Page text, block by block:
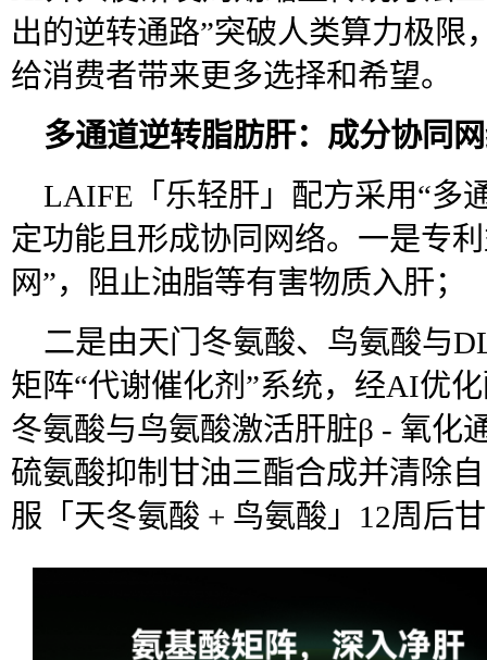
出的逆转通路”突破人类算力极限
给消费者带来更多选择和希望。
多通道逆转脂肪肝：成分协同
LAIFE「乐轻肝」配方采用“多
定功能且形成协同网络。一是专
网”，阻止油脂等有害物质入肝；
二是由天门冬氨酸、鸟氨酸与
矩阵“代谢催化剂”系统，经AI优
冬氨酸与鸟氨酸激活肝脏β - 氧化
硫氨酸抑制甘油三酯合成并清除
服「天冬氨酸 + 鸟氨酸」12周后